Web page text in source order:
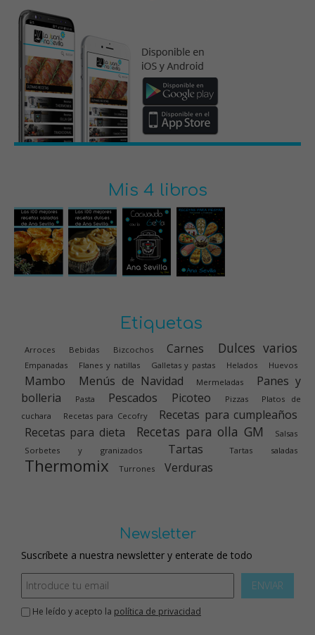
Mis 4 libros
Etiquetas
Arroces Bebidas Bizcochos Carnes Dulces varios
Empanadas Flanes y natillas Galletas y pastas Helados Huevos
Mambo Menús de Navidad Mermeladas
Panes y
bolleria
Pasta Pescados Picoteo Pizzas
Platos de
cuchara
Recetas para Cecofry
Recetas para cumpleaños
Recetas para dieta
Recetas para olla GM
Salsas
Sorbetes y granizados
Tartas Tartas saladas
Thermomix Turrones Verduras
Newsletter
Suscríbete a nuestra newsletter y enterate de todo
ENVIAR
He leído y acepto la política de privacidad